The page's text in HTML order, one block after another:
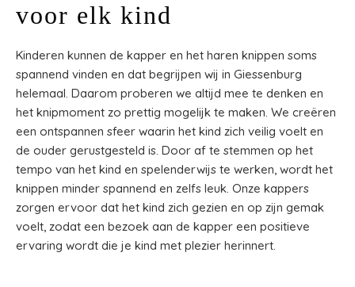
voor elk kind
Kinderen kunnen de kapper en het haren knippen soms
spannend vinden en dat begrijpen wij in Giessenburg
helemaal. Daarom proberen we altijd mee te denken en
het knipmoment zo prettig mogelijk te maken. We creëren
een ontspannen sfeer waarin het kind zich veilig voelt en
de ouder gerustgesteld is. Door af te stemmen op het
tempo van het kind en spelenderwijs te werken, wordt het
knippen minder spannend en zelfs leuk. Onze kappers
zorgen ervoor dat het kind zich gezien en op zijn gemak
voelt, zodat een bezoek aan de kapper een positieve
ervaring wordt die je kind met plezier herinnert.